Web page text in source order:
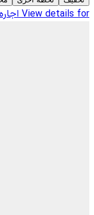
View details for